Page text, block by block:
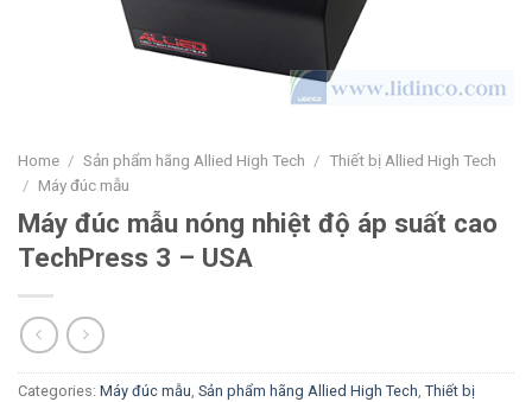
Home / Sản phẩm hãng Allied High Tech / Thiết bị Allied High Tech
/ Máy đúc mẫu
Máy đúc mẫu nóng nhiệt độ áp suất cao
TechPress 3 – USA
Categories: Máy đúc mẫu, Sản phẩm hãng Allied High Tech, Thiết bị